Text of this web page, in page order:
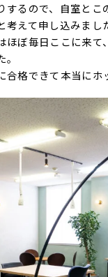
するので、自室とこ
えて申し込みまし
ほぼ毎日ここに来て
合格できて本当にホ